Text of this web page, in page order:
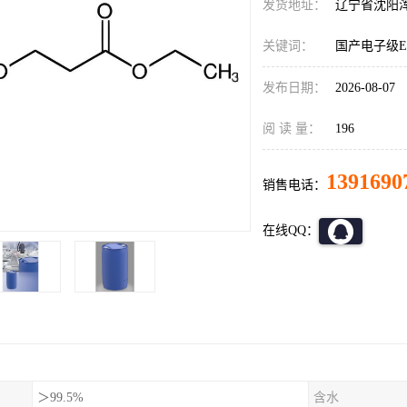
发货地址： 辽宁省沈阳
关键词： 国产电子级
发布日期： 2026-08-07
阅 读 量： 196
销售电话：
在线QQ：
＞99.5% 含水